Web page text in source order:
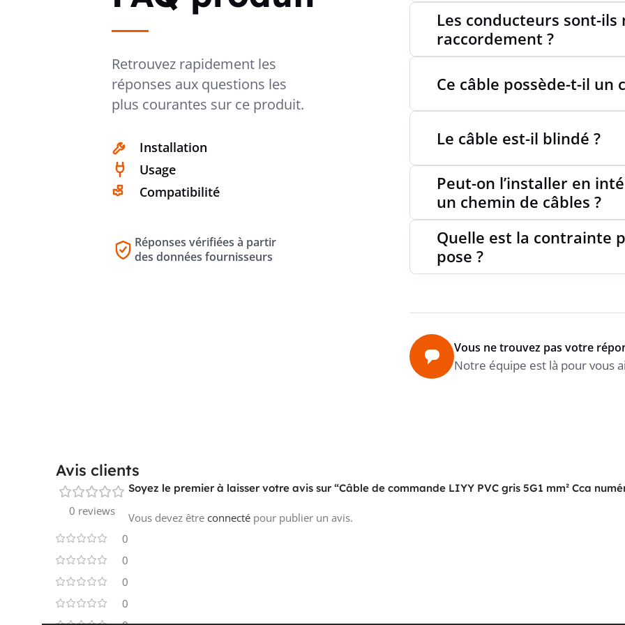
Retrouvez rapidement les
réponses aux questions les
plus courantes sur ce produit.
Installation
Usage
Compatibilité
Réponses vérifiées à partir
des données fournisseurs
Les conducteurs sont-
raccordement ?
Ce câble possède-t-il
Le câble est-il blindé ?
Peut-on l’installer en
un chemin de câbles ?
Quelle est la contrainte
pose ?
Vous ne trouvez pas votre
Notre équipe est là pour vous
Avis clients
0 reviews
0
0
0
0
Soyez le premier à laisser votre avis sur “Câble de commande LIYY PVC gris 5G1 mm² Cca
Vous devez être connecté pour publier un avis.